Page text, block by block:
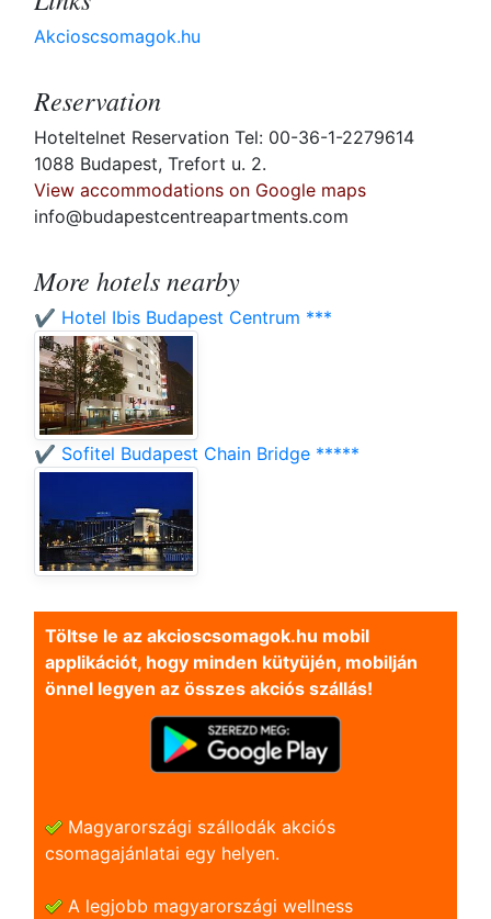
Akcioscsomagok.hu
Reservation
Hoteltelnet Reservation Tel: 00-36-1-2279614
1088 Budapest, Trefort u. 2.
View accommodations on Google maps
info@budapestcentreapartments.com
More hotels nearby
✔️ Hotel Ibis Budapest Centrum ***
✔️ Sofitel Budapest Chain Bridge *****
Töltse le az akcioscsomagok.hu mobil
applikációt, hogy minden kütyüjén, mobilján
önnel legyen az összes akciós szállás!
Magyarországi szállodák akciós
csomagajánlatai egy helyen.
A legjobb magyarországi wellness